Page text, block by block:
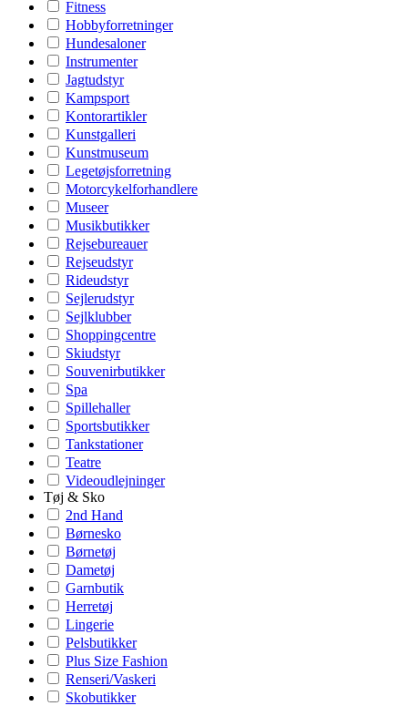
Fitness
Hobbyforretninger
Hundesaloner
Instrumenter
Jagtudstyr
Kampsport
Kontorartikler
Kunstgalleri
Kunstmuseum
Legetøjsforretning
Motorcykelforhandlere
Museer
Musikbutikker
Rejsebureauer
Rejseudstyr
Rideudstyr
Sejlerudstyr
Sejlklubber
Shoppingcentre
Skiudstyr
Souvenirbutikker
Spa
Spillehaller
Sportsbutikker
Tankstationer
Teatre
Videoudlejninger
Tøj & Sko
2nd Hand
Børnesko
Børnetøj
Dametøj
Garnbutik
Herretøj
Lingerie
Pelsbutikker
Plus Size Fashion
Renseri/Vaskeri
Skobutikker